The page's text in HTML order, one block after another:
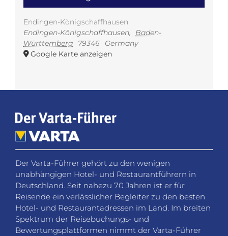
Endingen-Königschaffhausen
Endingen-Königschaffhausen,
Baden-
Württemberg
79346
Germany
Google Karte anzeigen
Der Varta-Führer gehört zu den wenigen
unabhängigen Hotel- und Restaurantführern in
Deutschland. Seit nahezu 70 Jahren ist er für
Reisende ein verlässlicher Begleiter zu den besten
Hotel- und Restaurantadressen im Land. Im breiten
Spektrum der Reisebuchungs- und
Bewertungsplattformen nimmt der Varta-Führer